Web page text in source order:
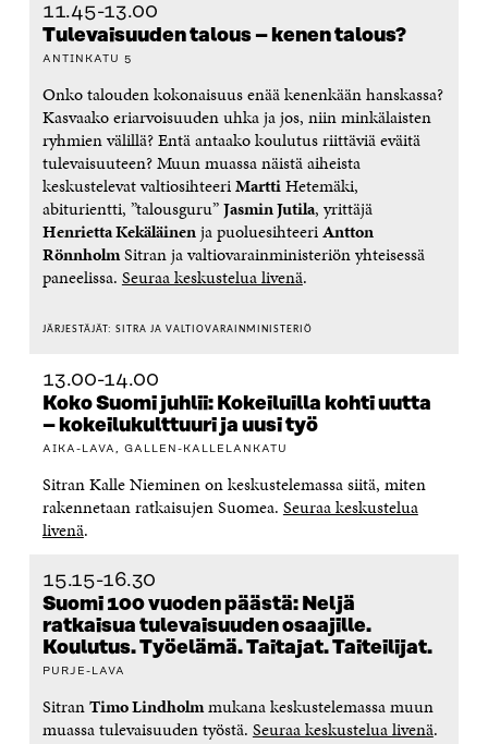
11.45-13.00
Tulevaisuuden talous – kenen talous?
ANTINKATU 5
Onko talouden kokonaisuus enää kenenkään hanskassa?
Kasvaako eriarvoisuuden uhka ja jos, niin minkälaisten
ryhmien välillä? Entä antaako koulutus riittäviä eväitä
tulevaisuuteen? Muun muassa näistä aiheista
keskustelevat valtiosihteeriMarttiHetemäki,
abiturientti, ”talousguru”Jasmin Jutila, yrittäjä
Henrietta Kekäläinenja puoluesihteeriAntton
RönnholmSitran ja valtiovarainministeriön yhteisessä
paneelissa. Seuraa keskustelua livenä.
JÄRJESTÄJÄT: SITRA JA VALTIOVARAINMINISTERIÖ
13.00-14.00
Koko Suomi juhlii: Kokeiluilla kohti uutta
–kokeilukulttuuri ja uusi työ
AIKA-LAVA, GALLEN-KALLELANKATU
Sitran Kalle Nieminen on keskustelemassa siitä, miten
rakennetaan ratkaisujen Suomea. Seuraa keskustelua
livenä.
15.15-16.30
Suomi 100 vuoden päästä: Neljä
ratkaisua tulevaisuuden osaajille.
Koulutus. Työelämä. Taitajat. Taiteilijat.
PURJE-LAVA
SitranTimo Lindholmmukana keskustelemassa muun
muassa tulevaisuuden työstä. Seuraa keskustelua livenä.